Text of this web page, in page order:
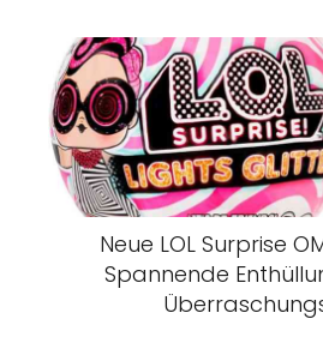
Neue LOL Surprise
Spannende